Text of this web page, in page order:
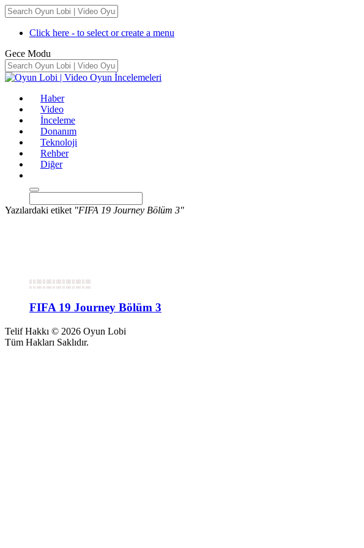
Click here - to select or create a menu
Gece Modu
Haber
Video
İnceleme
Donanım
Teknoloji
Rehber
Diğer
Yazılardaki etiket "FIFA 19 Journey Bölüm 3"
FIFA 19 Journey Bölüm 3
Telif Hakkı © 2026 Oyun Lobi
Tüm Hakları Saklıdır.